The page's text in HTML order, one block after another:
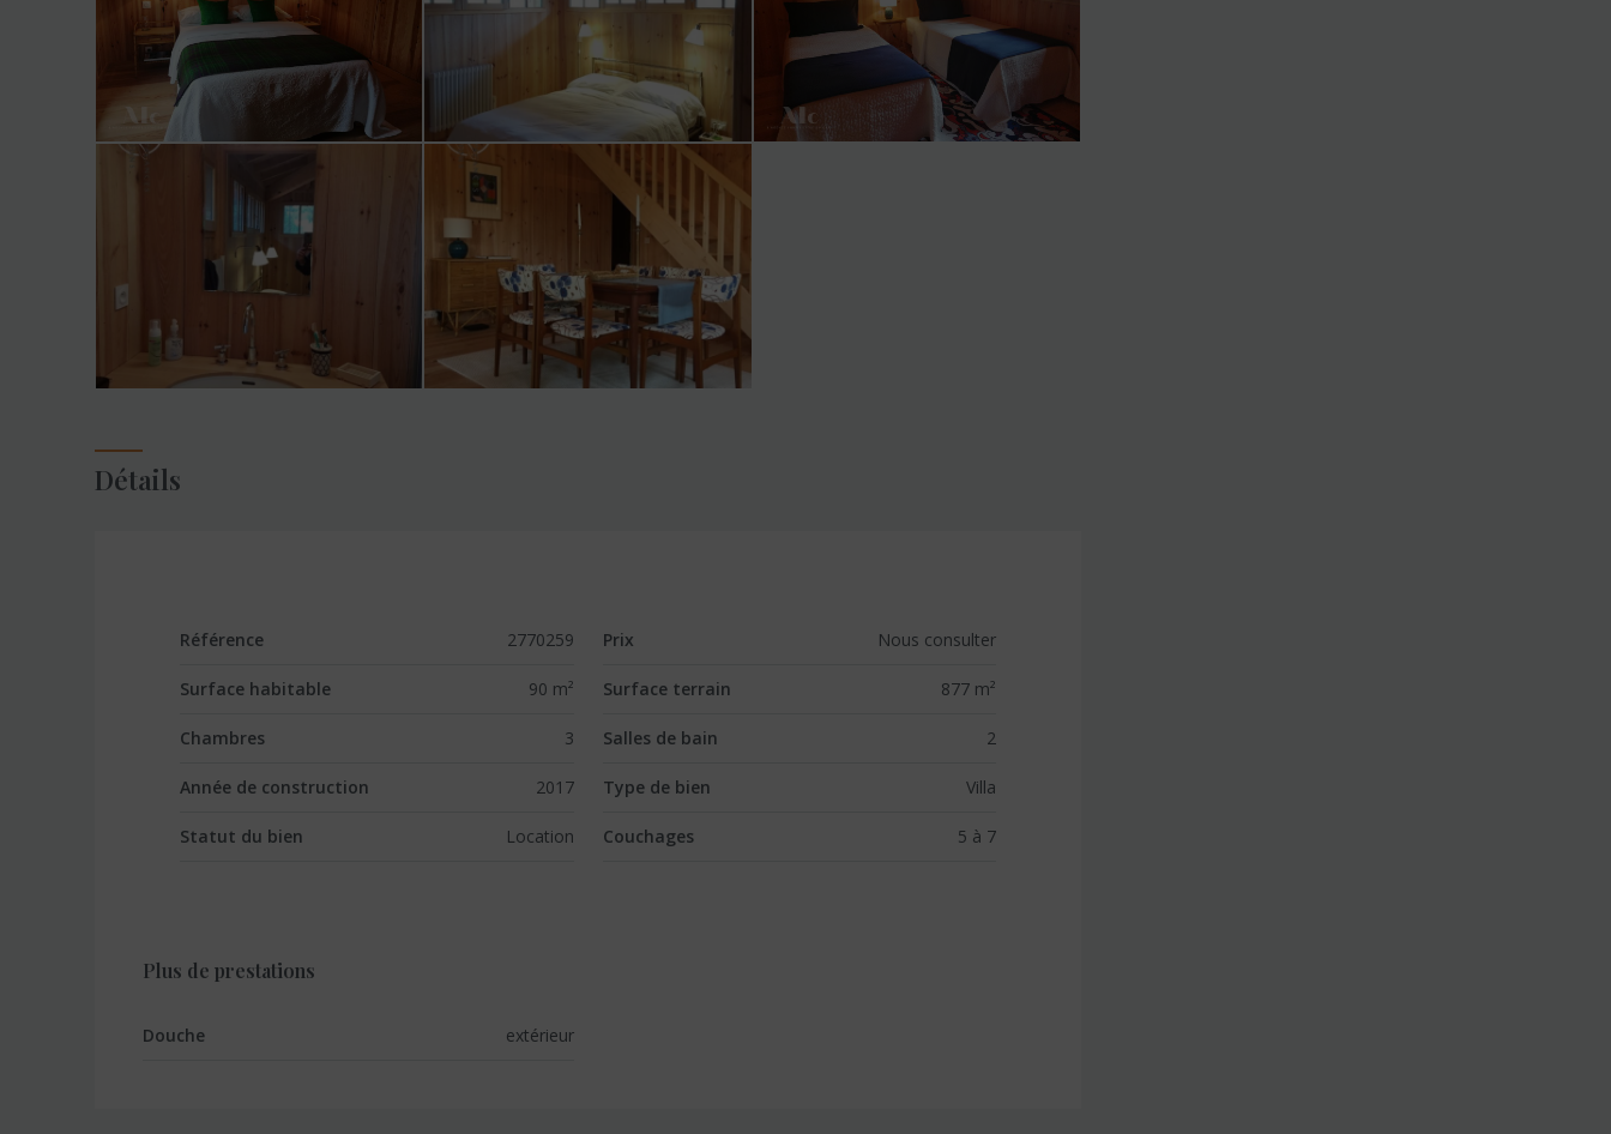
Détails
Référence 2770259 Prix Nous consulter
Surface habitable 90 m² Surface terrain 877 m²
Chambres 3 Salles de bain 2
Année de construction 2017 Type de bien Villa
Statut du bien Location Couchages 5 à 7
Plus de prestations
Douche extérieur